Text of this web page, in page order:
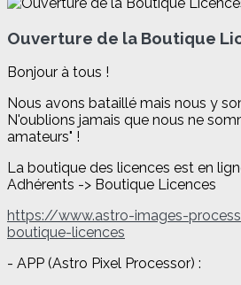
Ouverture de la Boutique
Bonjour à tous !
Nous avons bataillé mais nous y
N'oublions jamais que nous ne
amateurs" !
La boutique des licences est en
Adhérents -> Boutique Licences
https://www.astro-images-
boutique-licences
- APP (Astro Pixel Processor) :